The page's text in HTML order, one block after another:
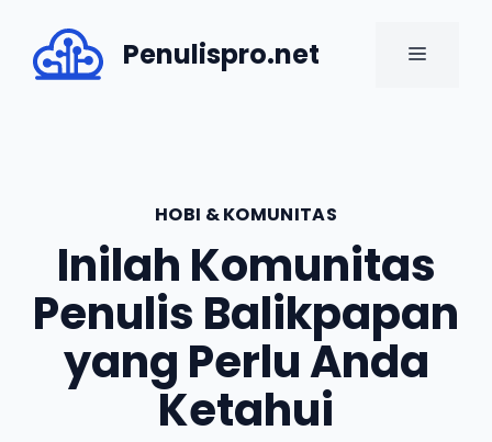
content
Penulispro.net MENU
HOBI & KOMUNITAS
Inilah Komunitas
Penulis Balikpapan
yang Perlu Anda
Ketahui